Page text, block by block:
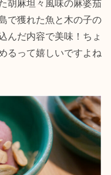
胡麻坦々風味の麻婆茄
で獲れた魚と木の子の
んだ内容で美味！ちょ
るって嬉しいですよね